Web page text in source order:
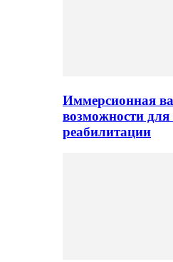
Иммерсионная
возможности
реабилитации